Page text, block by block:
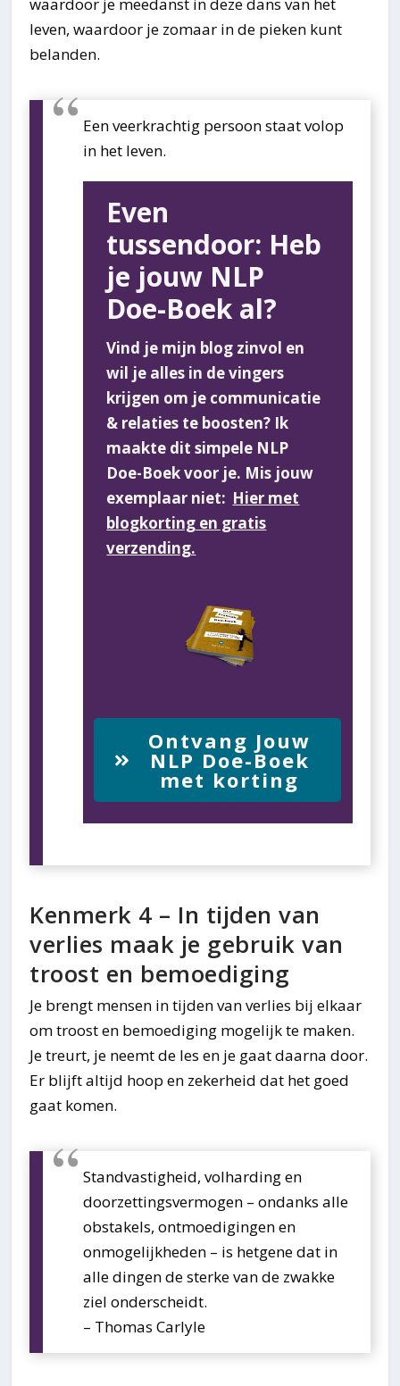
leven, waardoor je zomaar in de pieken kunt
belanden.
Een veerkrachtig persoon staat volop
in het leven.
Even
tussendoor: Heb
je jouw NLP
Doe-Boek al?
Vind je mijn blog zinvol en
wil je alles in de vingers
krijgen om je communicatie
& relaties te boosten? Ik
maakte dit simpele NLP
Doe-Boek voor je. Mis jouw
exemplaar niet: Hier met
blogkorting en gratis
verzending.
Ontvang Jouw
NLP Doe-Boek
met korting
Kenmerk 4 – In tijden van
verlies maak je gebruik van
troost en bemoediging
Je brengt mensen in tijden van verlies bij elkaar
om troost en bemoediging mogelijk te maken.
Je treurt, je neemt de les en je gaat daarna door.
Er blijft altijd hoop en zekerheid dat het goed
gaat komen.
Standvastigheid, volharding en
doorzettingsvermogen – ondanks alle
obstakels, ontmoedigingen en
onmogelijkheden – is hetgene dat in
alle dingen de sterke van de zwakke
ziel onderscheidt.
– Thomas Carlyle